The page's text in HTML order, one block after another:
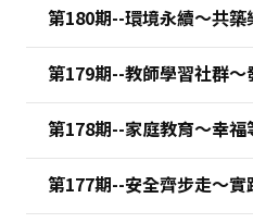
第180期--環境永續～共築
第179期--教師學習社群～
第178期--家庭教育～幸福
第177期--安全齊步走～實